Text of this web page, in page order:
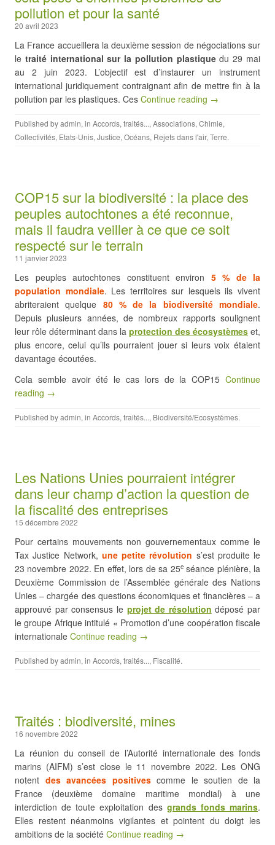
pollution et pour la santé
20 avril 2023
La France accueillera la deuxième session de négociations sur
le traité international sur la pollution plastiquedu 29 mai
au 2 juin 2023. L’objectif est d’instaurer un instrument
international juridiquement contraignant afin de mettre fin à la
pollution par les plastiques. Ces Continue reading →
Published byadmin, in Accords, traités..., Associations, Chimie,
Collectivités, Etats-Unis, Justice, Océans, Rejets dans l'air, Terre.
COP15 sur la biodiversité : la place des
peuples autochtones a été reconnue,
mais il faudra veiller à ce que ce soit
respecté sur le terrain
11 janvier 2023
Les peuples autochtones constituent environ 5 % de la
population mondiale. Les territoires sur lesquels ils vivent
abriteraient quelque 80 % de la biodiversité mondiale.
Depuis plusieurs années, de nombreux rapports soulignent
leur rôle déterminant dans la protection des écosystèmes et,
plus encore, celui qu’ils pourraient jouer si leurs voix étaient
davantage écoutées.
Cela semble avoir été le cas lors de la COP15 Continue
reading →
Published byadmin, in Accords, traités..., Biodiversité/Ecosystèmes.
Les Nations Unies pourraient intégrer
dans leur champ d’action la question de
la fiscalité des entreprises
15 décembre 2022
Pour certains mouvements non gouvernementaux comme le
Tax Justice Network, une petite révolution s’est produite le
23 novembre 2022. En effet, lors de sa 25eséance plénière, la
Deuxième Commission de l’Assemblée générale des Nations
Unies – chargée des questions économiques et financières – a
approuvé par consensus le projet de résolution déposé par
le groupe Afrique intitulé « Promotion d’une coopération fiscale
internationale Continue reading →
Published byadmin, in Accords, traités..., Fiscalité.
Traités : biodiversité, mines
16 novembre 2022
La réunion du conseil de l’Autorité internationale des fonds
marins (AIFM) s’est close le 11 novembre 2022. Les ONG
notent des avancées positivescomme le soutien de la
France (deuxième domaine maritime mondial) à une
interdiction de toute exploitation des grands fonds marins.
Elles restent néanmoins vigilantes et pointent du doigt les
ambitions de la société Continue reading →